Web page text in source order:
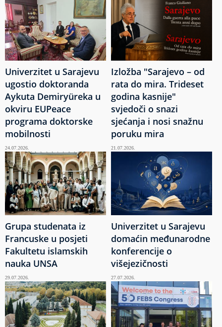
Univerzitet u Sarajevu
ugostio doktoranda
Aykuta Demiryüreka u
okviru EUPeace
programa doktorske
mobilnosti
24.07.2026.
Izložba "Sarajevo – od
rata do mira. Trideset
godina kasnije"
svjedoči o snazi
sjećanja i nosi snažnu
poruku mira
21.07.2026.
Grupa studenata iz
Francuske u posjeti
Fakultetu islamskih
nauka UNSA
29.07.2026.
Univerzitet u Sarajevu
domaćin međunarodne
konferencije o
višejezičnosti
27.07.2026.